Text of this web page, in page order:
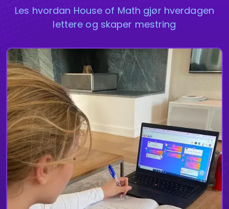
Les hvordan House of Math gjør hverdagen
lettere og skaper mestring